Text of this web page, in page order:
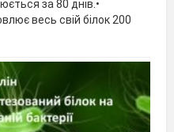
за 80 днів.•
весь свій білок 200